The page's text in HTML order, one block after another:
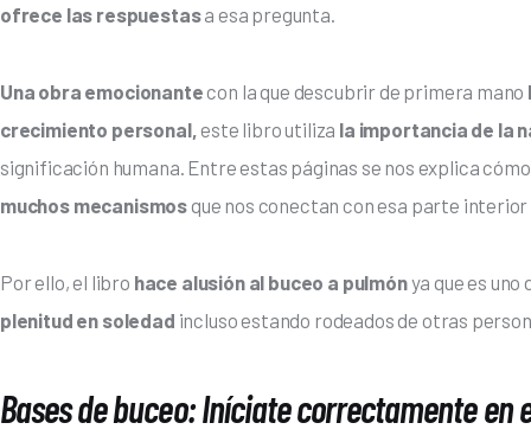
ofrece las respuestas a esa pregunta.
Una obra emocionante con la que descubrir de primera mano
crecimiento personal, este libro utiliza la importancia de la
significación humana. Entre estas páginas se nos explica cómo
muchos mecanismos que nos conectan con esa parte
Por ello, el libro hace alusión al buceo a pulmón ya que es uno
plenitud en soledad incluso estando rodeados de otras
Bases de buceo: Iníciate correctamente en